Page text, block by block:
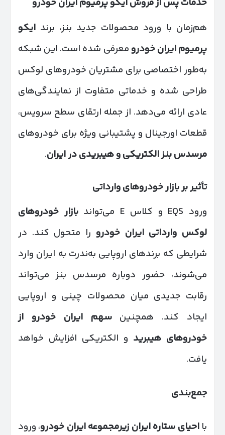
خدمات پس از فروش ایکو پرمیوم ایران خودرو
هم‌زمان با ورود محصولات جدید بنز، برند ایکو
پرمیوم ایران خودرومعرفی شده است. این شبکه
به‌طور اختصاصی برای مشتریان خودروهای لوکس
طراحی شده و خدماتی متفاوت از نمایندگی‌های
عادی ارائه می‌دهد. از جمله ارتقای سطح سرویس،
قطعات اورجینال و پشتیبانی ویژه برای خودروهای
مرسدس بنز الکتریکی و هیبریدی در ایران.
تأثیر بر بازار خودروهای وارداتی
ورود EQS و کلاس E می‌تواند
بازار خودروهای
لوکس وارداتی ایران خودرو را متحول کند. در
شرایطی که برندهای اروپایی به‌ندرت به ایران وارد
می‌شوند، حضور دوباره مرسدس بنز می‌تواند
رقابت جدیدی میان محصولات چینی و اروپایی
ایجاد کند. همچنینسهم ایران خودرو از
خودروهای هیبرید و الکتریکی افزایش خواهد
یافت.
جمع‌بندی
بااحیای ستاره ایران زیرمجموعه ایران خودرو، ورود